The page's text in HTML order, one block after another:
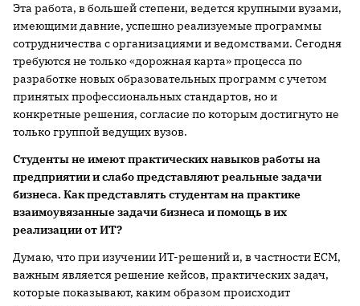
Эта работа, в большей степени, ведется крупными вузами,
имеющими давние, успешно реализуемые программы
сотрудничества с организациями и ведомствами. Сегодня
требуются не только «дорожная карта» процесса по
разработке новых образовательных программ с учетом
принятых профессиональных стандартов, но и
конкретные решения, согласие по которым достигнуто не
только группой ведущих вузов.
Студенты не имеют практических навыков работы на
предприятии и слабо представляют реальные задачи
бизнеса. Как представлять студентам на практике
взаимоувязанные задачи бизнеса и помощь в их
реализации от ИТ?
Думаю, что при изучении ИТ-решений и, в частности ECM,
важным является решение кейсов, практических задач,
которые показывают, каким образом происходит